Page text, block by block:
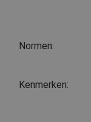
Normen:
Kenmerken: